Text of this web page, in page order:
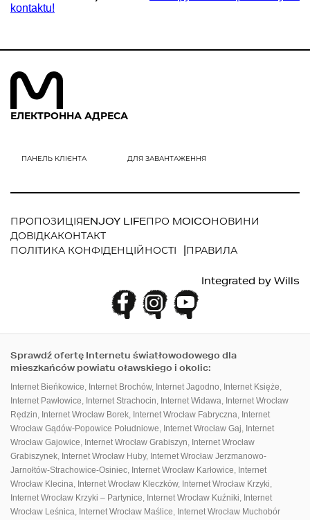
kontaktu!
ЕЛЕКТРОННА АДРЕСА
ПРОПОЗИЦІЯENJOY LIFEПРО MOICOНОВИНИ
ДОВІДКАКОНТАКТ
ПОЛІТИКА КОНФІДЕНЦІЙНОСТІ
ПРАВИЛА
Integrated by Wills
Sprawdź ofertę Internetu światłowodowego dla
mieszkańców powiatu oławskiego i okolic:
Internet Bieńkowice, Internet Brochów, Internet Jagodno, Internet Księże,
Internet Pawłowice, Internet Strachocin, Internet Widawa, Internet Wrocław
Rędzin, Internet Wrocław Borek, Internet Wrocław Fabryczna, Internet
Wrocław Gądów-Popowice Południowe, Internet Wrocław Gaj, Internet
Wrocław Gajowice, Internet Wrocław Grabiszyn, Internet Wrocław
Grabiszynek, Internet Wrocław Huby, Internet Wrocław Jerzmanowo-
Jarnołtów-Strachowice-Osiniec, Internet Wrocław Karłowice, Internet
Wrocław Klecina, Internet Wrocław Kleczków, Internet Wrocław Krzyki,
Internet Wrocław Krzyki – Partynice, Internet Wrocław Kuźniki, Internet
Wrocław Leśnica, Internet Wrocław Maślice, Internet Wrocław Muchobór